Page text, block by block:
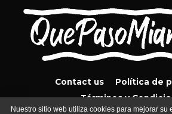
Contact us
Política de
Términos y
Nuestro sitio web utiliza cookies para mejorar su